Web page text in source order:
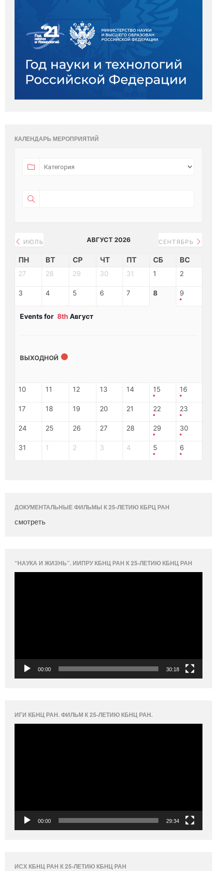
КАЛЕНДАРЬ МЕРОПРИЯТИЙ
ИЮЛЬ АВГУСТ 2026 СЕНТЯБРЬ
ПН ВТ СР ЧТ ПТ СБ ВС
27 28 29 30 31 1 2
3 4 5 6 7 8 9
Events for 8th Август
ВЫХОДНОЙ
10 11 12 13 14 15 16
17 18 19 20 21 22 23
24 25 26 27 28 29 30
31 1 2 3 4 5 6
ДОКУМЕНТАЛЬНЫЕ ФИЛЬМЫ К 25-ЛЕТИЮ КБРЦ РАН
смотреть
“НАУКА И ЖИЗНЬ”. ИИПРУ КБНЦ РАН К 25-ЛЕТИЮ КБНЦ РАН
00:00 30:18
ИГИ КБНЦ РАН. ФИЛЬМ К 25-ЛЕТИЮ КБНЦ РАН.
00:00 29:34
ИСХ КБНЦ РАН К 25-ЛЕТИЮ КБНЦ РАН